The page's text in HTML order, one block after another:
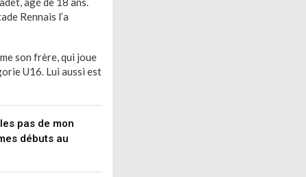
Rennais l’a
son frère, qui joue
U16. Lui aussi est
pas de mon
débuts au